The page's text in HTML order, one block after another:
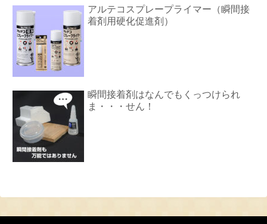
アルテコスプレープライマー（瞬間接
着剤用硬化促進剤）
瞬間接着剤はなんでもくっつけられ
ま・・・せん！